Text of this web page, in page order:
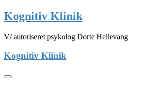
Skip
to
Kognitiv Klinik
V/ autoriseret psykolog Dorte Hellevang
Kognitiv Klinik